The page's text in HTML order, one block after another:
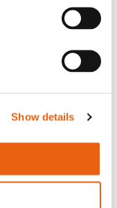
Show details